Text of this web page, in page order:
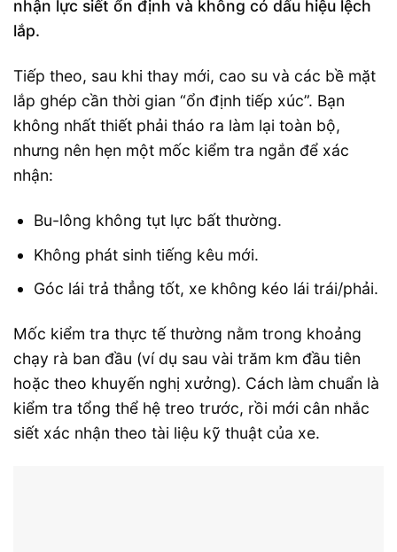
nhận lực siết ổn định và không có dấu hiệu lệch
lắp.
Tiếp theo, sau khi thay mới, cao su và các bề mặt
lắp ghép cần thời gian “ổn định tiếp xúc”. Bạn
không nhất thiết phải tháo ra làm lại toàn bộ,
nhưng nên hẹn một mốc kiểm tra ngắn để xác
nhận:
Bu-lông không tụt lực bất thường.
Không phát sinh tiếng kêu mới.
Góc lái trả thẳng tốt, xe không kéo lái trái/phải.
Mốc kiểm tra thực tế thường nằm trong khoảng
chạy rà ban đầu (ví dụ sau vài trăm km đầu tiên
hoặc theo khuyến nghị xưởng). Cách làm chuẩn là
kiểm tra tổng thể hệ treo trước, rồi mới cân nhắc
siết xác nhận theo tài liệu kỹ thuật của xe.